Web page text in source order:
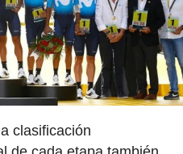
clasificación